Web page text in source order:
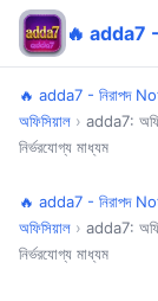
🔥 adda7 - নিরাপদ
অফিসিয়াল › adda7:
নির্ভরযোগ্য মাধ্যম
🔥 adda7 - নিরাপদ
অফিসিয়াল › adda7:
নির্ভরযোগ্য মাধ্যম